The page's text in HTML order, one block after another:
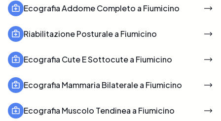
Ecografia Addome Completo a Fiumicino
Riabilitazione Posturale a Fiumicino
Ecografia Cute E Sottocute a Fiumicino
Ecografia Mammaria Bilaterale a Fiumicino
Ecografia Muscolo Tendinea a Fiumicino